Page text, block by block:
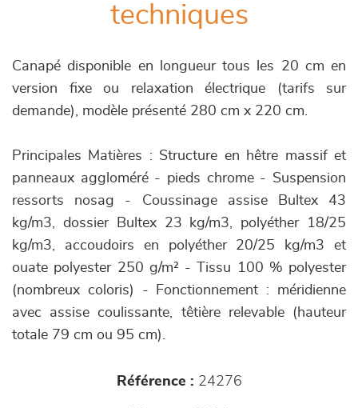
techniques
Canapé disponible en longueur tous les 20 cm en
version fixe ou relaxation électrique (tarifs sur
demande), modèle présenté 280 cm x 220 cm.
Principales Matières : Structure en hêtre massif et
panneaux aggloméré - pieds chrome - Suspension
ressorts nosag - Coussinage assise Bultex 43
kg/m3, dossier Bultex 23 kg/m3, polyéther 18/25
kg/m3, accoudoirs en polyéther 20/25 kg/m3 et
ouate polyester 250 g/m² - Tissu 100 % polyester
(nombreux coloris) - Fonctionnement : méridienne
avec assise coulissante, têtière relevable (hauteur
totale 79 cm ou 95 cm).
Référence : 24276